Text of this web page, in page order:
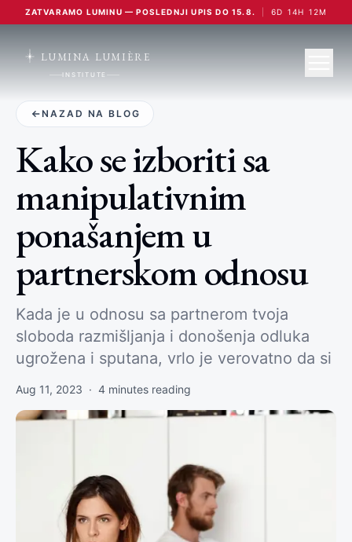
ZATVARAMO LUMINU — POSLEDNJI UPIS DO 15.8. 6D 14H 12M
LUMINA LUMIÈRE
INSTITUTE
NAZAD NA BLOG
Kako se izboriti sa
manipulativnim
ponašanjem u
partnerskom odnosu
Kada je u odnosu sa partnerom tvoja
sloboda razmišljanja i donošenja odluka
ugrožena i sputana, vrlo je verovatno da si
Aug 11, 2023 · 4 minutes reading